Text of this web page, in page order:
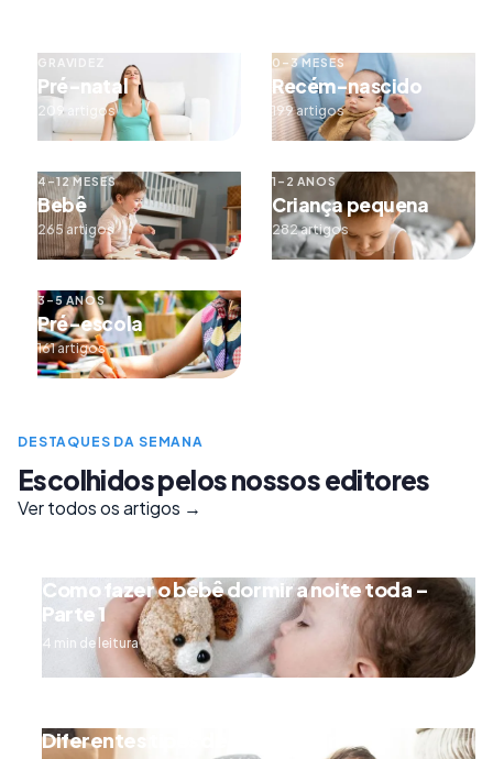
GRAVIDEZ
Pré-natal
209 artigos
0–3 MESES
Recém-nascido
199 artigos
4–12 MESES
Bebê
265 artigos
1–2 ANOS
Criança pequena
282 artigos
3–5 ANOS
Pré-escola
161 artigos
DESTAQUES DA SEMANA
Escolhidos pelos nossos editores
Ver todos os artigos →
Como fazer o bebê dormir a noite toda –
Parte 1
4 min de leitura
Diferentes tipos de engatinhar